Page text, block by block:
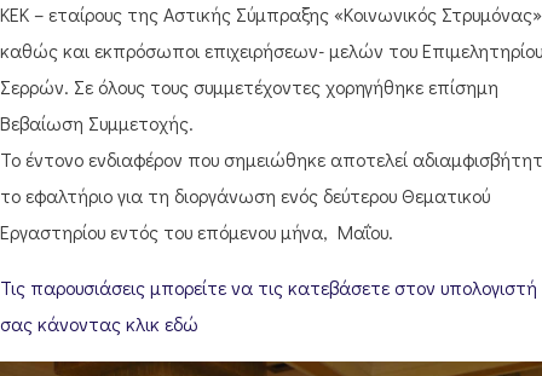
ΚΕΚ – εταίρους της Αστικής Σύμπραξης «Κοινωνικός
καθώς και εκπρόσωποι επιχειρήσεων- μελών του Επιμελητηρίου
Σερρών. Σε όλους τους συμμετέχοντες χορηγήθηκε επίσημη
Βεβαίωση Συμμετοχής.
Το έντονο ενδιαφέρον που σημειώθηκε αποτελεί
το εφαλτήριο για τη διοργάνωση ενός δεύτερου Θεματικού
Εργαστηρίου εντός του επόμενου μήνα, Μαΐου.
Τις παρουσιάσεις μπορείτε να τις κατεβάσετε στον υπολογιστή
σας κάνοντας κλικ εδώ